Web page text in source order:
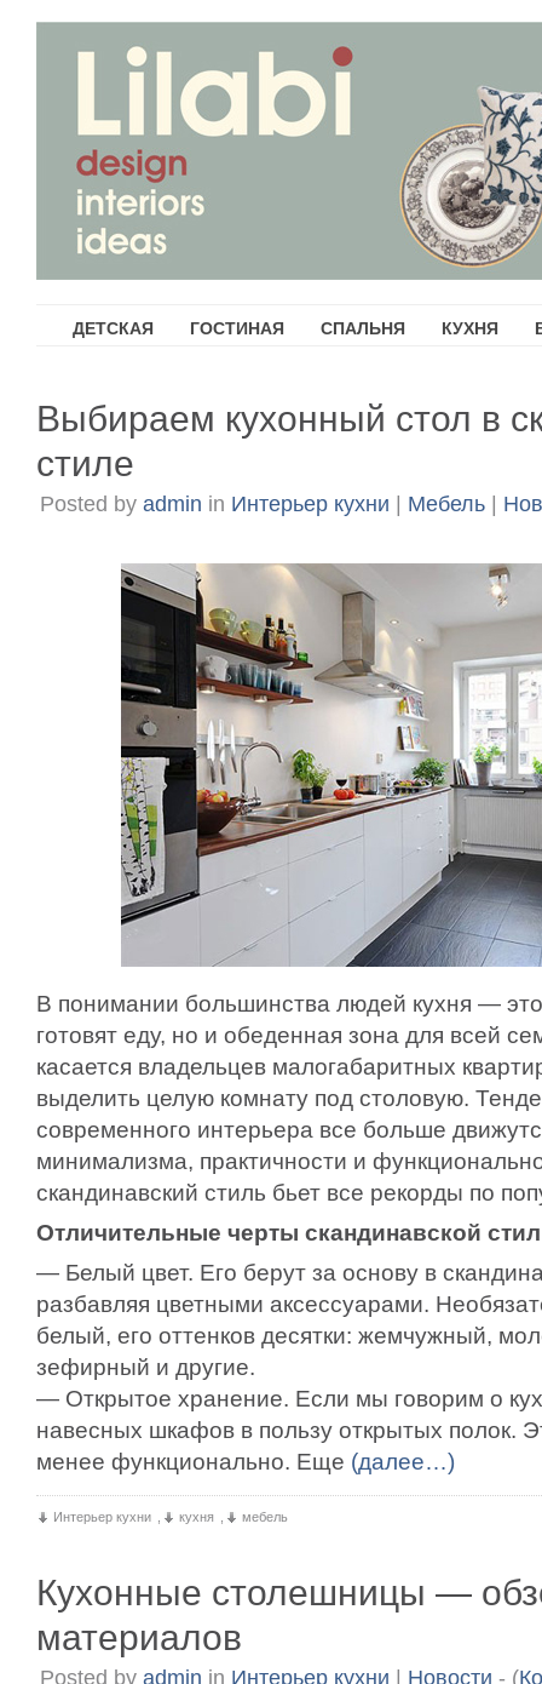
ДЕТСКАЯ ГОСТИНАЯ СПАЛЬНЯ КУХНЯ
Выбираем кухонный стол в
стиле
Posted by admin in Интерьер кухни Мебель
В понимании большинства людей кухня — это
готовят еду, но и обеденная зона для всей
касается владельцев малогабаритных
выделить целую комнату под столовую.
современного интерьера все больше
минимализма, практичности и
скандинавский стиль бьет все рекорды по
Отличительные черты скандинавской
— Белый цвет. Его берут за основу в
разбавляя цветными аксессуарами.
белый, его оттенков десятки: жемчужный,
зефирный и другие.
— Открытое хранение. Если мы говорим о
навесных шкафов в пользу открытых полок.
менее функционально. Еще (далее…)
Интерьер кухни кухня мебель
Кухонные столешницы —
материалов
Posted by admin in Интерьер кухни Новости - (